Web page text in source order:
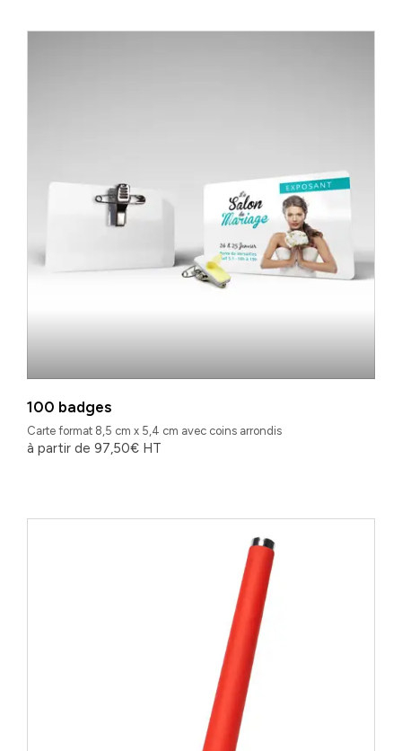
100 badges
Carte format 8,5 cm x 5,4 cm avec coins arrondis
à partir de 97,50€ HT